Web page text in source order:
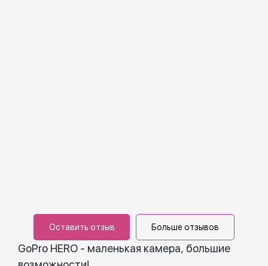
Оставить отзыв Больше отзывов
GoPro HERO - маленькая камера, большие